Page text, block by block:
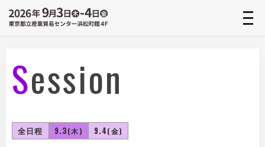
Session
全日程 9.3(木) 9.4(金)